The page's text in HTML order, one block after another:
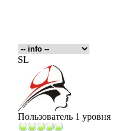
SL
Пользователь 1 уровня